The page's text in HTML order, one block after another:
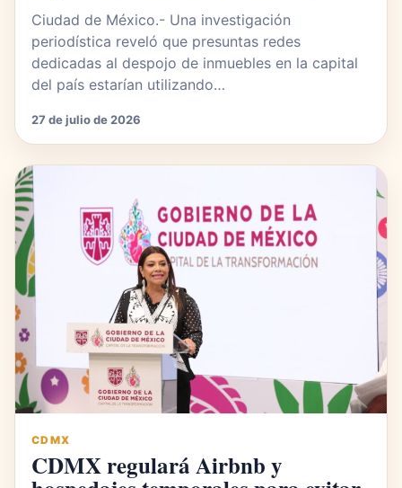
Ciudad de México.- Una investigación
periodística reveló que presuntas redes
dedicadas al despojo de inmuebles en la capital
del país estarían utilizando…
27 de julio de 2026
CDMX
CDMX regulará Airbnb y